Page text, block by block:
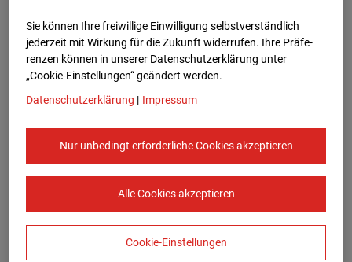
Europe/Berlin
Sie können Ihre freiwillige Einwilligung selbstverständlich
jederzeit mit Wirkung für die Zukunft widerrufen. Ihre Prä­fe­
renzen können in unserer Datenschutzerklärung unter
„Cookie-Einstellungen“ geändert werden.
Datenschutzerklärung | Impressum
Nur unbedingt erforderliche Cookies akzeptieren
Alle Cookies akzeptieren
Cookie-Einstellungen